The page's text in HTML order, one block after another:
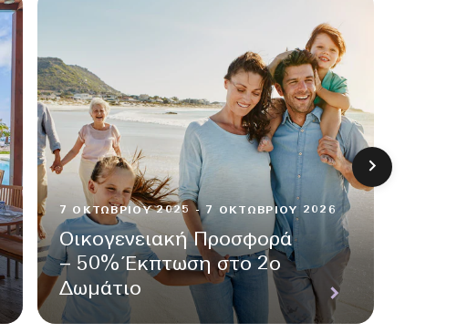
7 ΟΚΤΩΒΡΊΟΥ 2025 - 7 ΟΚΤΩΒΡΊΟΥ 2026
Οικογενειακή Προσφορά
– 50% Έκπτωση στο 2ο
Δωμάτιο